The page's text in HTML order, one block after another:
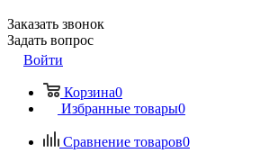
Заказать звонок
Задать вопрос
Войти
Корзина0
Избранные товары0
Сравнение товаров0